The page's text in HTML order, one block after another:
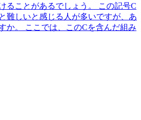
ることがあるでしょう。 この記号C
難しいと感じる人が多いですが、あ
か。 ここでは、このCを含んだ組み